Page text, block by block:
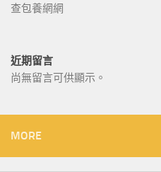
查包養網網
近期留言
尚無留言可供顯示。
MORE